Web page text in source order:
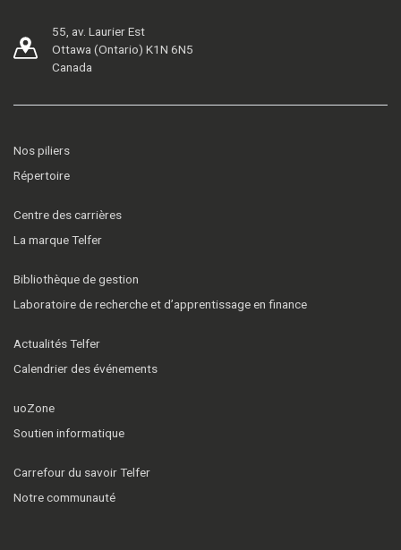
55, av. Laurier Est
Ottawa (Ontario) K1N 6N5
Canada
Nos piliers
Répertoire
Centre des carrières
La marque Telfer
Bibliothèque de gestion
Laboratoire de recherche et d’apprentissage en finance
Actualités Telfer
Calendrier des événements
uoZone
Soutien informatique
Carrefour du savoir Telfer
Notre communauté